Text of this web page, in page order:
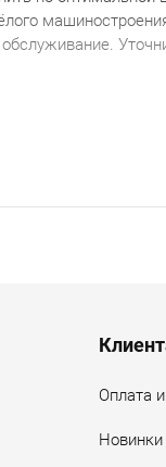
обслуживание.
Оплата
Новинки